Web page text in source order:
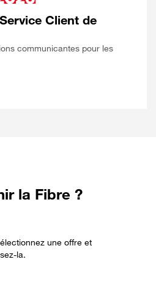
Client de
communicantes pour les
la Fibre ?
une offre et
la.